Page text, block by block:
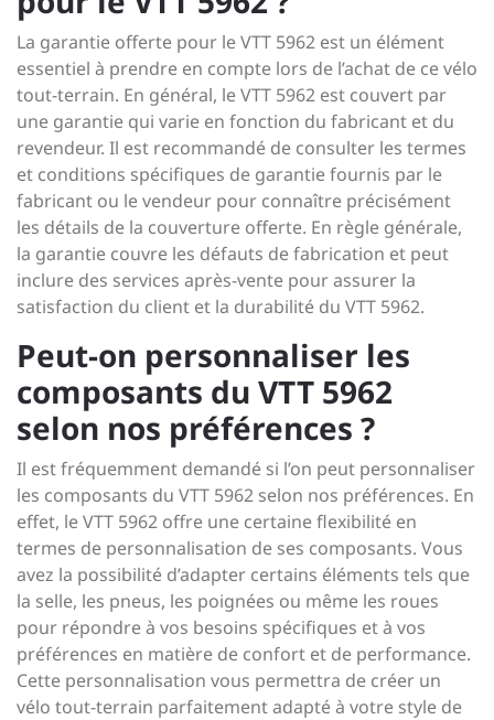
La garantie offerte pour le VTT 5962 est un élément
essentiel à prendre en compte lors de l’achat de ce vélo
tout-terrain. En général, le VTT 5962 est couvert par
une garantie qui varie en fonction du fabricant et du
revendeur. Il est recommandé de consulter les termes
et conditions spécifiques de garantie fournis par le
fabricant ou le vendeur pour connaître précisément
les détails de la couverture offerte. En règle générale,
la garantie couvre les défauts de fabrication et peut
inclure des services après-vente pour assurer la
satisfaction du client et la durabilité du VTT 5962.
Peut-on personnaliser les
composants du VTT 5962
selon nos préférences ?
Il est fréquemment demandé si l’on peut personnaliser
les composants du VTT 5962 selon nos préférences. En
effet, le VTT 5962 offre une certaine flexibilité en
termes de personnalisation de ses composants. Vous
avez la possibilité d’adapter certains éléments tels que
la selle, les pneus, les poignées ou même les roues
pour répondre à vos besoins spécifiques et à vos
préférences en matière de confort et de performance.
Cette personnalisation vous permettra de créer un
vélo tout-terrain parfaitement adapté à votre style de